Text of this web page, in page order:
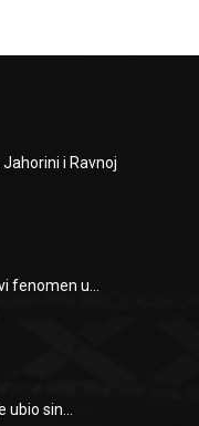
i Ravnoj
fenomen u...
sin...